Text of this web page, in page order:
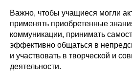
Важно, чтобы учащиеся могли
применять приобретенные
коммуникации, принимать
эффективно общаться в
и участвовать в творческой и
деятельности.